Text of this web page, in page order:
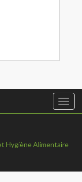
Hygiène Alimentaire